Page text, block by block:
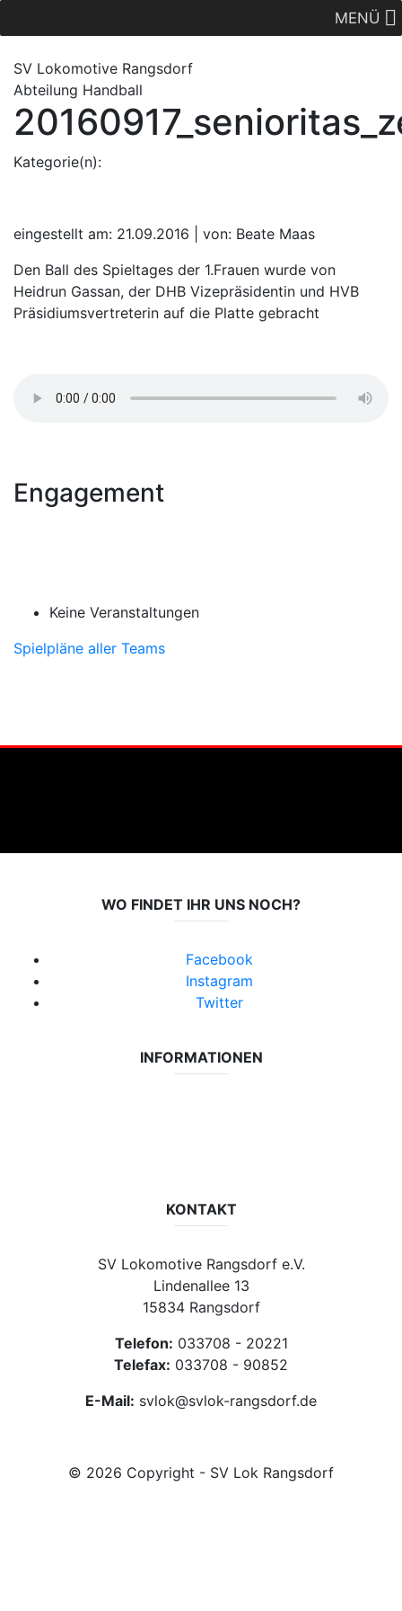
MENÜ
SV Lokomotive Rangsdorf
Abteilung Handball
Kategorie(n):
eingestellt am: 21.09.2016 | von: Beate Maas
Den Ball des Spieltages der 1.Frauen wurde von
Heidrun Gassan, der DHB Vizepräsidentin und HVB
Präsidiumsvertreterin auf die Platte gebracht
Engagement
Keine Veranstaltungen
Spielpläne aller Teams
WO FINDET IHR UNS NOCH?
Facebook
Instagram
Twitter
INFORMATIONEN
KONTAKT
SV Lokomotive Rangsdorf e.V.
Lindenallee 13
15834 Rangsdorf
Telefon: 033708 - 20221
Telefax: 033708 - 90852
E-Mail: svlok@svlok-rangsdorf.de
© 2026 Copyright - SV Lok Rangsdorf